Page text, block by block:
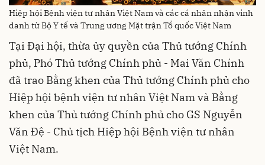
Hiệp hội Bệnh viện tư nhân Việt Nam và các cá nhân nhận vinh
danh từ Bộ Y tế và Trung ương Mặt trận Tổ quốc Việt Nam
Tại Đại hội, thừa ủy quyền của Thủ tướng Chính
phủ, Phó Thủ tướng Chính phủ - Mai Văn Chính
đã trao Bằng khen của Thủ tướng Chính phủ cho
Hiệp hội bệnh viện tư nhân Việt Nam và Bằng
khen của Thủ tướng Chính phủ cho GS Nguyễn
Văn Đệ - Chủ tịch Hiệp hội Bệnh viện tư nhân
Việt Nam.